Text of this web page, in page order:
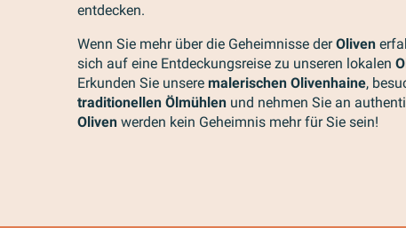
entdecken.
Wenn Sie mehr über die Geheimnisse derOliven
sich auf eine Entdeckungsreise zu unseren lokalen
Erkunden Sie unsere malerischen Olivenhaine,
traditionellen Ölmühlen und nehmen Sie an
Oliven werden kein Geheimnis mehr für Sie sein!